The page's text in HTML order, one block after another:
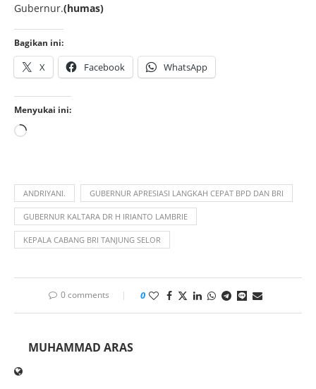
Gubernur.(humas)
Bagikan ini:
X Facebook WhatsApp
Menyukai ini:
ANDRIYANI. GUBERNUR APRESIASI LANGKAH CEPAT BPD DAN BRI
GUBERNUR KALTARA DR H IRIANTO LAMBRIE
KEPALA CABANG BRI TANJUNG SELOR
0 comments 0
MUHAMMAD ARAS